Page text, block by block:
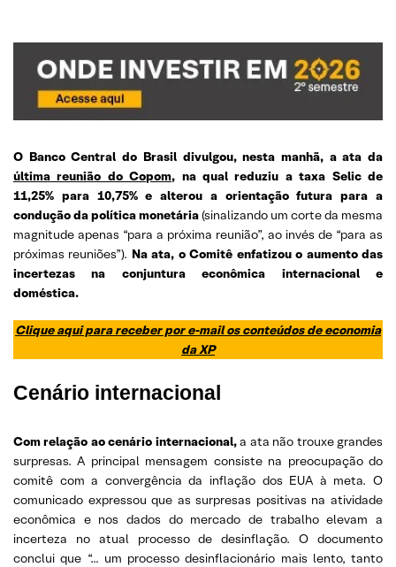
O Banco Central do Brasil divulgou, nesta manhã, a ata da
última reunião do Copom, na qual reduziu a taxa Selic de
11,25% para 10,75% e alterou a orientação futura para a
condução da política monetária(sinalizando um corte da mesma
magnitude apenas “para a próxima reunião”, ao invés de “para as
próximas reuniões”). Na ata, o Comitê enfatizou o aumento das
incertezas na conjuntura econômica internacional e
doméstica.
Clique aqui para receber por e-mail os conteúdos de economia
da XP
Cenário internacional
Com relação ao cenário internacional,a ata não trouxe grandes
surpresas. A principal mensagem consiste na preocupação do
comitê com a convergência da inflação dos EUA à meta. O
comunicado expressou que as surpresas positivas na atividade
econômica e nos dados do mercado de trabalho elevam a
incerteza no atual processo de desinflação. O documento
conclui que “… um processo desinflacionário mais lento, tanto